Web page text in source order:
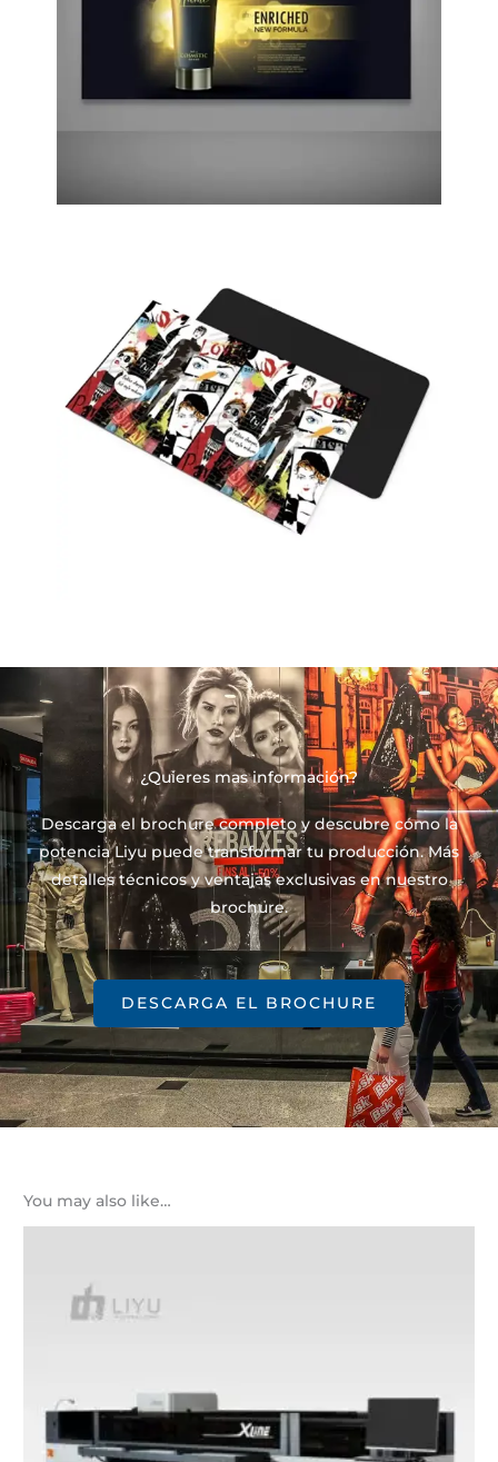
¿Quieres mas información?
Descarga el brochure completo y descubre cómo la
potencia Liyu puede transformar tu producción. Más
detalles técnicos y ventajas exclusivas en nuestro
brochure.
DESCARGA EL BROCHURE
You may also like…